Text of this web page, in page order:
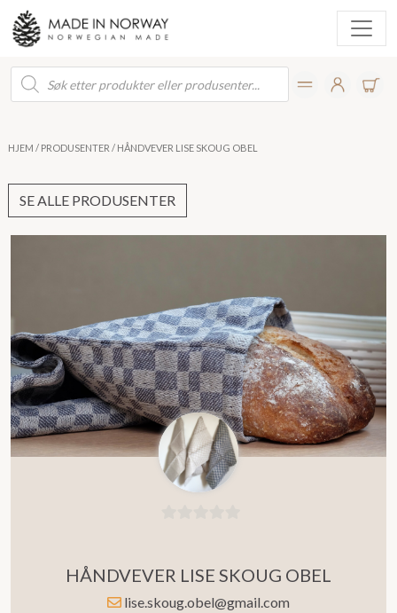
Products
search
HJEM / PRODUSENTER / HÅNDVEVER LISE SKOUG OBEL
SE ALLE PRODUSENTER
av
5
HÅNDVEVER LISE SKOUG OBEL
lise.skoug.obel@gmail.com